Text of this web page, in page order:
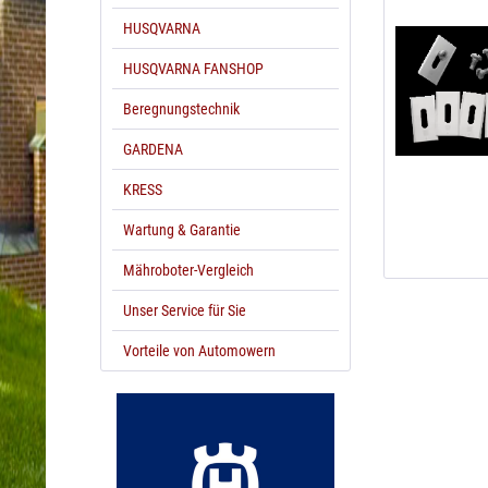
HUSQVARNA
HUSQVARNA FANSHOP
Beregnungstechnik
GARDENA
KRESS
Wartung & Garantie
Mähroboter-Vergleich
Unser Service für Sie
Vorteile von Automowern